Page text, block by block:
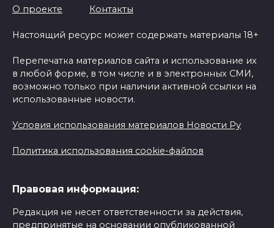
О проекте Контакты
Настоящий ресурс может содержать материалы 18+
Перепечатка материалов сайта и использование их
в любой форме, в том числе и в электронных СМИ,
возможно только при наличии активной ссылки на
использованные новости.
Условия использования материалов Новости Ру
Политика использования cookie-файлов
Правовая информация:
Редакция не несет ответственности за действия,
предпринятые на основании опубликованной